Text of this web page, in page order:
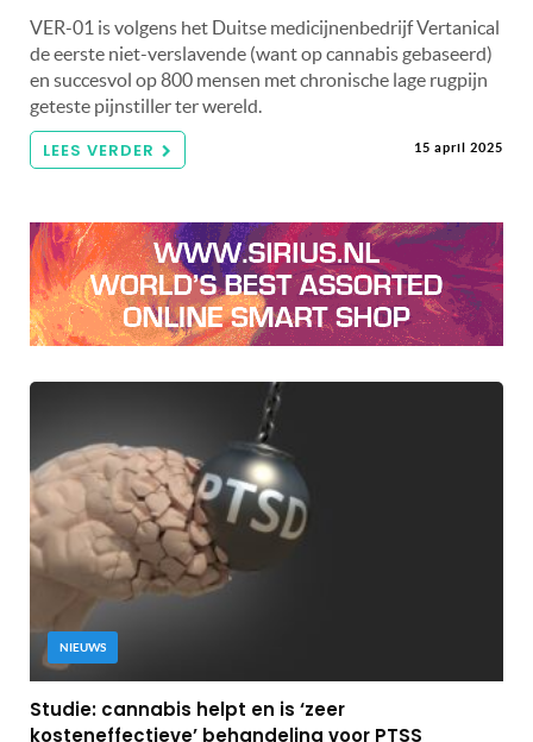
VER-01 is volgens het Duitse medicijnenbedrijf Vertanical
de eerste niet-verslavende (want op cannabis gebaseerd)
en succesvol op 800 mensen met chronische lage rugpijn
geteste pijnstiller ter wereld.
LEES VERDER 15 april 2025
NIEUWS
Studie: cannabis helpt en is ‘zeer
kosteneffectieve’ behandeling voor PTSS